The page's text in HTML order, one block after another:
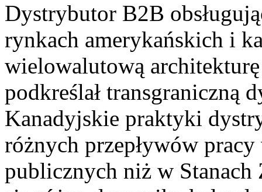
Dystrybutor B2B
rynkach amerykańskich i
wielowalutową
podkreślał transgraniczną
Kanadyjskie praktyki
różnych przepływów
publicznych niż w Stanach